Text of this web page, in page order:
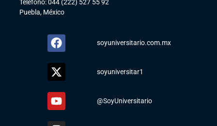
Teléfono: 044 (222) 527 55 92
Puebla, México
soyuniversitario.com.mx
soyuniversitar1
@SoyUniversitario